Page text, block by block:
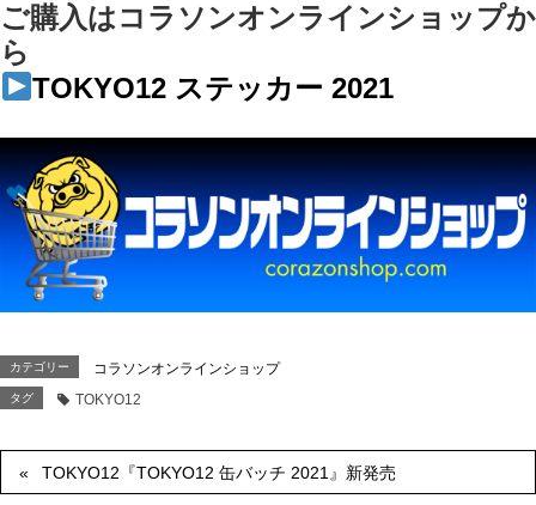
ご購入はコラソンオンラインショップか
ら
TOKYO12 ステッカー 2021
カテゴリー コラソンオンラインショップ
タグ TOKYO12
TOKYO12『TOKYO12 缶バッチ 2021』新発売